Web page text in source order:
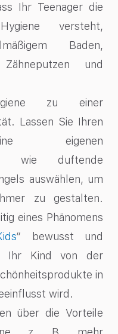
Ihr Teenager die
versteht,
Baden,
und
zu einer
Lassen Sie Ihren
eigenen
wie duftende
auswählen, um
zu gestalten.
eines Phänomens
“ bewusst und
Ihr Kind von der
in
wird.
über die Vorteile